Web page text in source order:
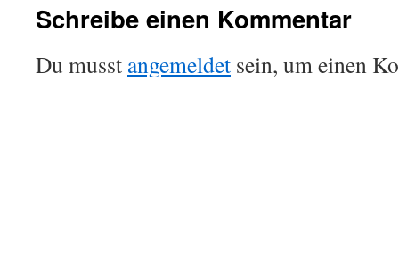
Schreibe einen Kommentar
Du musst angemeldet sein, um einen